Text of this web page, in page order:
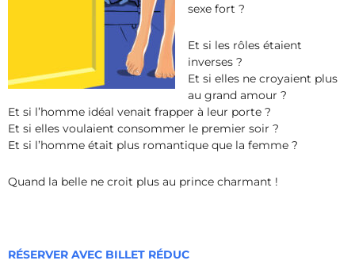
sexe fort ?
Et si les rôles étaient
inverses ?
Et si elles ne croyaient plus
au grand amour ?
Et si l’homme idéal venait frapper à leur porte ?
Et si elles voulaient consommer le premier soir ?
Et si l’homme était plus romantique que la femme ?
Quand la belle ne croit plus au prince charmant !
RÉSERVER AVEC BILLET RÉDUC